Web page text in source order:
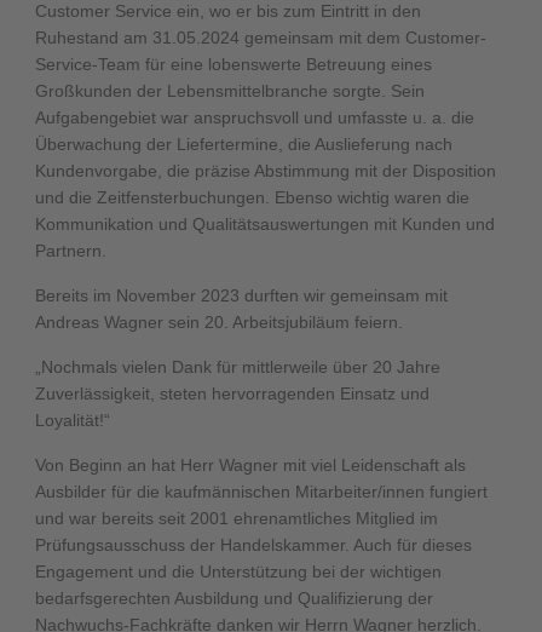
Customer Service ein, wo er bis zum Eintritt in den
Ruhestand am 31.05.2024 gemeinsam mit dem Customer-
Service-Team für eine lobenswerte Betreuung eines
Großkunden der Lebensmittelbranche sorgte. Sein
Aufgabengebiet war anspruchsvoll und umfasste u. a. die
Überwachung der Liefertermine, die Auslieferung nach
Kundenvorgabe, die präzise Abstimmung mit der Disposition
und die Zeitfensterbuchungen. Ebenso wichtig waren die
Kommunikation und Qualitätsauswertungen mit Kunden und
Partnern.
Bereits im November 2023 durften wir gemeinsam mit
Andreas Wagner sein 20. Arbeitsjubiläum feiern.
„Nochmals vielen Dank für mittlerweile über 20 Jahre
Zuverlässigkeit, steten hervorragenden Einsatz und
Loyalität!“
Von Beginn an hat Herr Wagner mit viel Leidenschaft als
Ausbilder für die kaufmännischen Mitarbeiter/innen fungiert
und war bereits seit 2001 ehrenamtliches Mitglied im
Prüfungsausschuss der Handelskammer. Auch für dieses
Engagement und die Unterstützung bei der wichtigen
bedarfsgerechten Ausbildung und Qualifizierung der
Nachwuchs-Fachkräfte danken wir Herrn Wagner herzlich.